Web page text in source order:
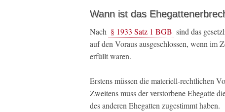
Wann ist das
Nach § 1933 Satz 1 BGB sind das
auf den Voraus ausgeschlossen, wenn im
erfüllt waren.
Erstens müssen die materiell-rechtlichen
Zweitens muss der verstorbene Ehegatte
des anderen Ehegatten zugestimmt haben.